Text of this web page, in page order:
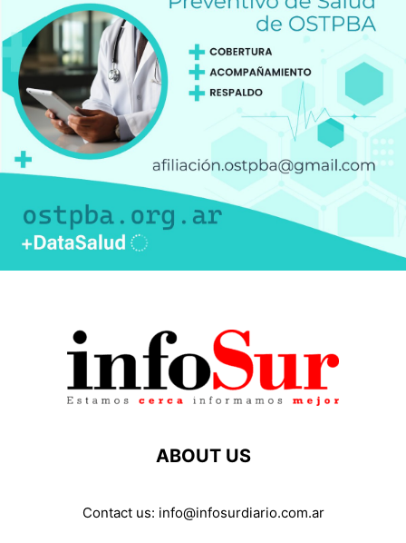
ABOUT US
Contact us: info@infosurdiario.com.ar